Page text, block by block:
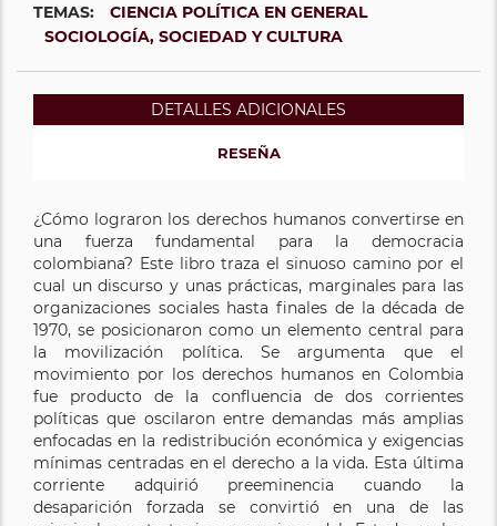
TEMAS:
CIENCIA POLÍTICA EN GENERAL
SOCIOLOGÍA, SOCIEDAD Y CULTURA
DETALLES ADICIONALES
RESEÑA
¿Cómo lograron los derechos humanos convertirse en
una fuerza fundamental para la democracia
colombiana? Este libro traza el sinuoso camino por el
cual un discurso y unas prácticas, marginales para las
organizaciones sociales hasta finales de la década de
1970, se posicionaron como un elemento central para
la movilización política. Se argumenta que el
movimiento por los derechos humanos en Colombia
fue producto de la confluencia de dos corrientes
políticas que oscilaron entre demandas más amplias
enfocadas en la redistribución económica y exigencias
mínimas centradas en el derecho a la vida. Esta última
corriente adquirió preeminencia cuando la
desaparición forzada se convirtió en una de las